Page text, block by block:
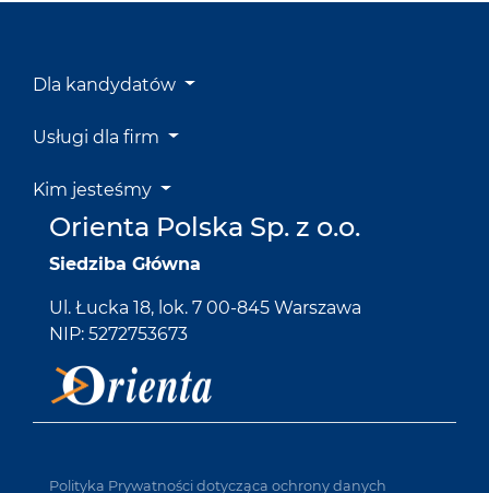
Dla kandydatów
Usługi dla firm
Kim jesteśmy
Orienta Polska Sp. z o.o.
Siedziba Główna
Ul. Łucka 18, lok. 7 00-845 Warszawa
NIP: 5272753673
Polityka Prywatności dotycząca ochrony danych